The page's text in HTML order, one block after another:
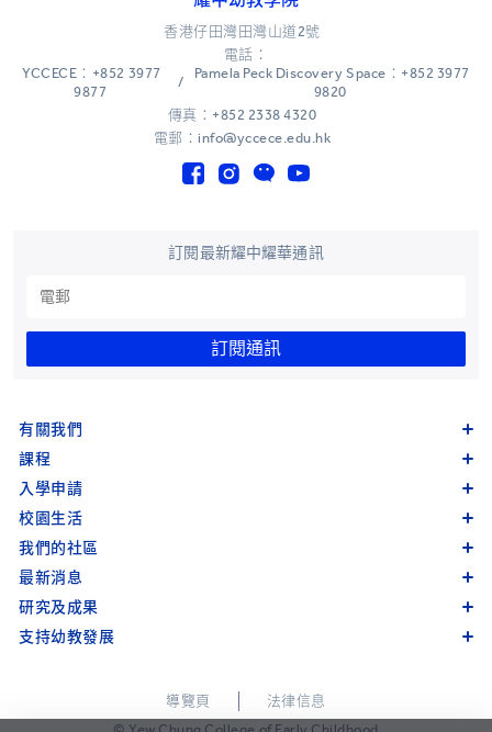
香港仔田灣田灣山道2號
電話：
YCCECE：+852 3977
9877
/
Pamela Peck Discovery Space：+852 3977
9820
傳真：+852 2338 4320
電郵：info@yccece.edu.hk
訂閱最新耀中耀華通訊
訂閱通訊
有關我們
課程
入學申請
校園生活
我們的社區
最新消息
研究及成果
支持幼教發展
導覽頁
法律信息
© Yew Chung College of Early Childhood